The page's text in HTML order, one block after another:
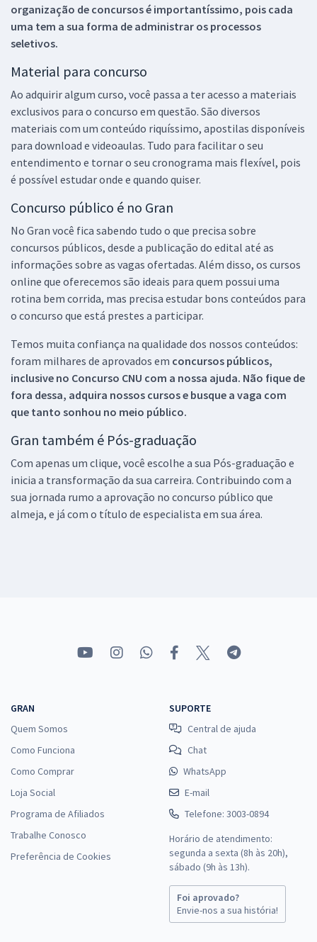
organização de concursos é importantíssimo, pois cada
uma tem a sua forma de administrar os processos
seletivos.
Material para concurso
Ao adquirir algum curso, você passa a ter acesso a materiais
exclusivos para o concurso em questão. São diversos
materiais com um conteúdo riquíssimo, apostilas disponíveis
para download e videoaulas. Tudo para facilitar o seu
entendimento e tornar o seu cronograma mais flexível, pois
é possível estudar onde e quando quiser.
Concurso público é no Gran
No Gran você fica sabendo tudo o que precisa sobre
concursos públicos, desde a publicação do edital até as
informações sobre as vagas ofertadas. Além disso, os cursos
online que oferecemos são ideais para quem possui uma
rotina bem corrida, mas precisa estudar bons conteúdos para
o concurso que está prestes a participar.
Temos muita confiança na qualidade dos nossos conteúdos:
foram milhares de aprovados em concursos públicos,
inclusive no Concurso CNU com a nossa ajuda. Não fique de
fora dessa, adquira nossos cursos e busque a vaga com
que tanto sonhou no meio público.
Gran também é Pós-graduação
Com apenas um clique, você escolhe a sua Pós-graduação e
inicia a transformação da sua carreira. Contribuindo com a
sua jornada rumo a aprovação no concurso público que
almeja, e já com o título de especialista em sua área.
GRAN
Quem Somos
Como Funciona
Como Comprar
Loja Social
Programa de Afiliados
Trabalhe Conosco
Preferência de Cookies
SUPORTE
Central de ajuda
Chat
WhatsApp
E-mail
Telefone: 3003-0894
Horário de atendimento:
segunda a sexta (8h às 20h),
sábado (9h às 13h).
Foi aprovado?
Envie-nos a sua história!